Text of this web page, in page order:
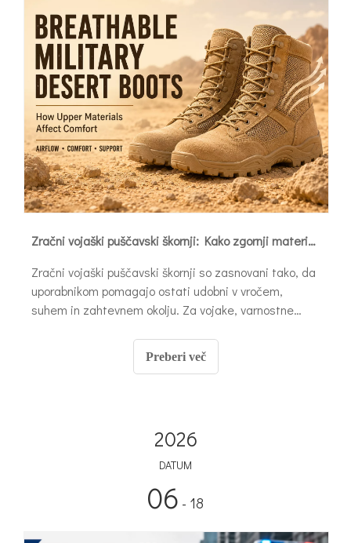
Zračni vojaški puščavski škornji: Kako zgornji materiali vplivajo na udobje
Zračni vojaški puščavski škornji so zasnovani tako, da
uporabnikom pomagajo ostati udobni v vročem,
suhem in zahtevnem okolju. Za vojake, varnostne
Preberi več
2026
DATUM
06 - 18